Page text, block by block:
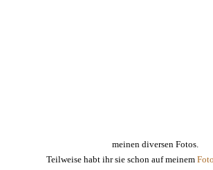
meinen diversen Fotos.
Teilweise habt ihr sie schon auf meinem